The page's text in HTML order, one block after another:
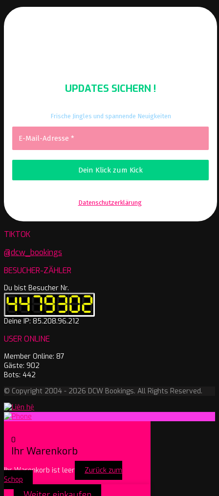
UPDATES SICHERN !
Frische Jingles und spannende Neuigkeiten
Datenschutzerklärung.
TIKTOK
@dcw_bookings
BESUCHER-ZÄHLER
Du bist Besucher Nr.
Deine IP: 85.208.96.212
USER ONLINE
Member Online: 87
Gäste: 902
Bots: 442
© Copyright 2004 - 2026 DCW Bookings. All Rights Reserved.
0
Ihr Warenkorb
Ihr Warenkorb ist leer
Zurück zum
Schop